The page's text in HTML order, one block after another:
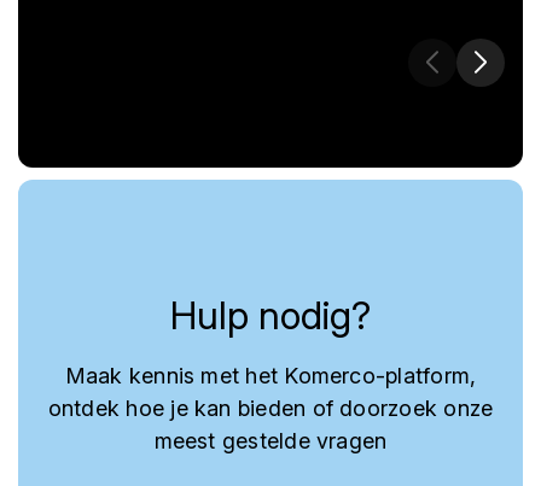
Hulp nodig?
Maak kennis met het Komerco-platform,
ontdek hoe je kan bieden of doorzoek onze
meest gestelde vragen